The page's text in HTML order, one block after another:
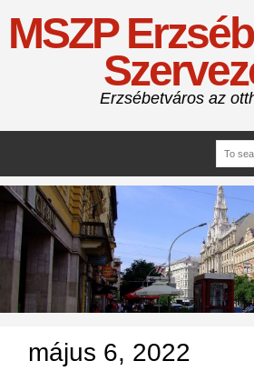
MSZP
Erzsébetváros az
május 6, 2022